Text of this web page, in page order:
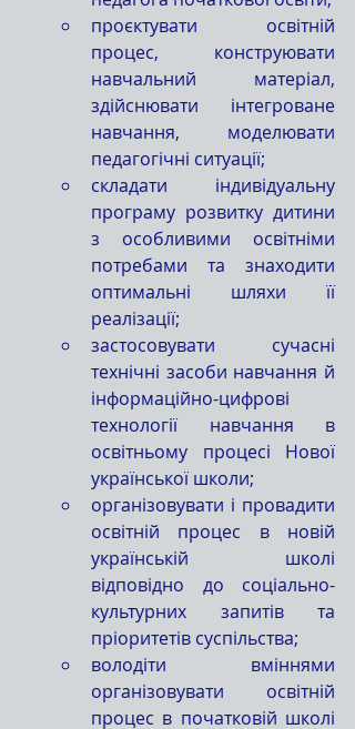
проєктувати освітній
процес, конструювати
навчальний матеріал,
здійснювати інтегроване
навчання, моделювати
педагогічні ситуації;
складати індивідуальну
програму розвитку дитини
з особливими освітніми
потребами та знаходити
оптимальні шляхи її
реалізації;
застосовувати сучасні
технічні засоби навчання й
інформаційно-цифрові
технології навчання в
освітньому процесі Нової
української школи;
організовувати і провадити
освітній процес в новій
українській школі
відповідно до соціально-
культурних запитів та
пріоритетів суспільства;
володіти вміннями
організовувати освітній
процес в початковій школі